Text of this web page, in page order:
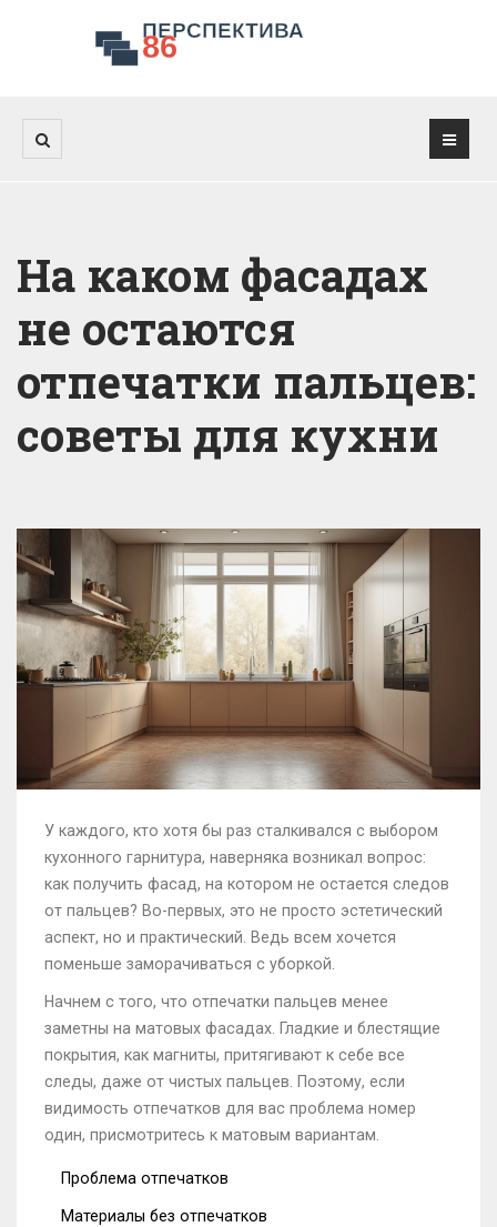
На каком фасадах
не остаются
отпечатки пальцев:
советы для кухни
У каждого, кто хотя бы раз сталкивался с выбором
кухонного гарнитура, наверняка возникал вопрос:
как получить фасад, на котором не остается следов
от пальцев? Во-первых, это не просто эстетический
аспект, но и практический. Ведь всем хочется
поменьше заморачиваться с уборкой.
Начнем с того, что отпечатки пальцев менее
заметны на матовых фасадах. Гладкие и блестящие
покрытия, как магниты, притягивают к себе все
следы, даже от чистых пальцев. Поэтому, если
видимость отпечатков для вас проблема номер
один, присмотритесь к матовым вариантам.
Проблема отпечатков
Материалы без отпечатков